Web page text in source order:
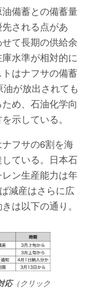
備蓄との備蓄量
される点があ
て長期の供給余
水準が相対的に
はナフサの備蓄
が放出されても
め、石油化学向
示している。
フサの6割を海
ている。日本石
ン生産能力は年
減産はさらに広
は以下の通り。
応（クリック